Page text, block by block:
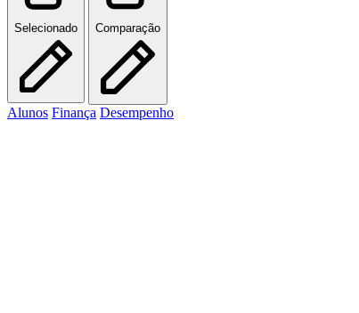
Selecionado Comparação
Alunos Finança Desempenho